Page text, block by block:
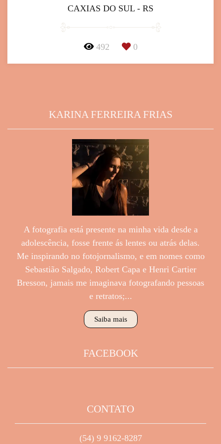
CAXIAS DO SUL - RS
492 0
KARINA FERREIRA FRIAS
A fotografia está presente na minha vida desde a
adolescência, fosse frente ás lentes ou atrás delas.
Me inspirando no fotojornalismo, e em nomes como
Sebastião Salgado, Robert Capa e Henri Cartier
Bresson, jamais me imaginava fotografando pessoas
e retratos;...
Saiba mais
FACEBOOK
CONTATO
(54) 9 9162-8287